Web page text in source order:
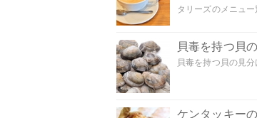
タリーズのメニュ
貝毒を持つ貝
貝毒を持つ貝の見
ケンタッキー